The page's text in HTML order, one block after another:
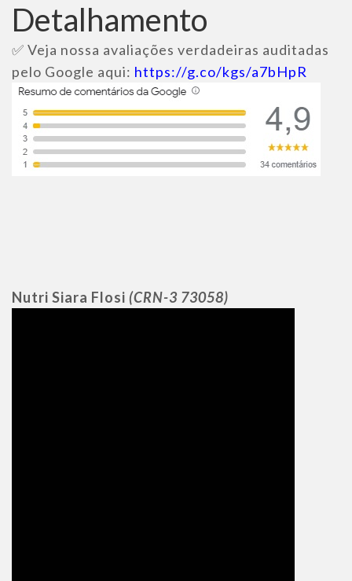
Detalhamento
✅ Veja nossa avaliações verdadeiras auditadas
pelo Google aqui: https://g.co/kgs/a7bHpR
Nutri Siara Flosi (CRN-3 73058)